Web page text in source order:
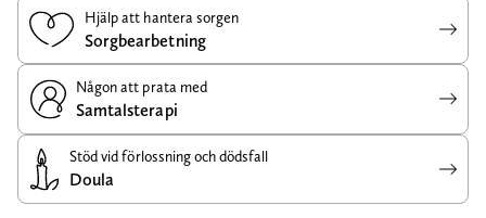
Hjälp att hantera sorgen
Sorgbearbetning
Någon att prata med
Samtalsterapi
Stöd vid förlossning och dödsfall
Doula